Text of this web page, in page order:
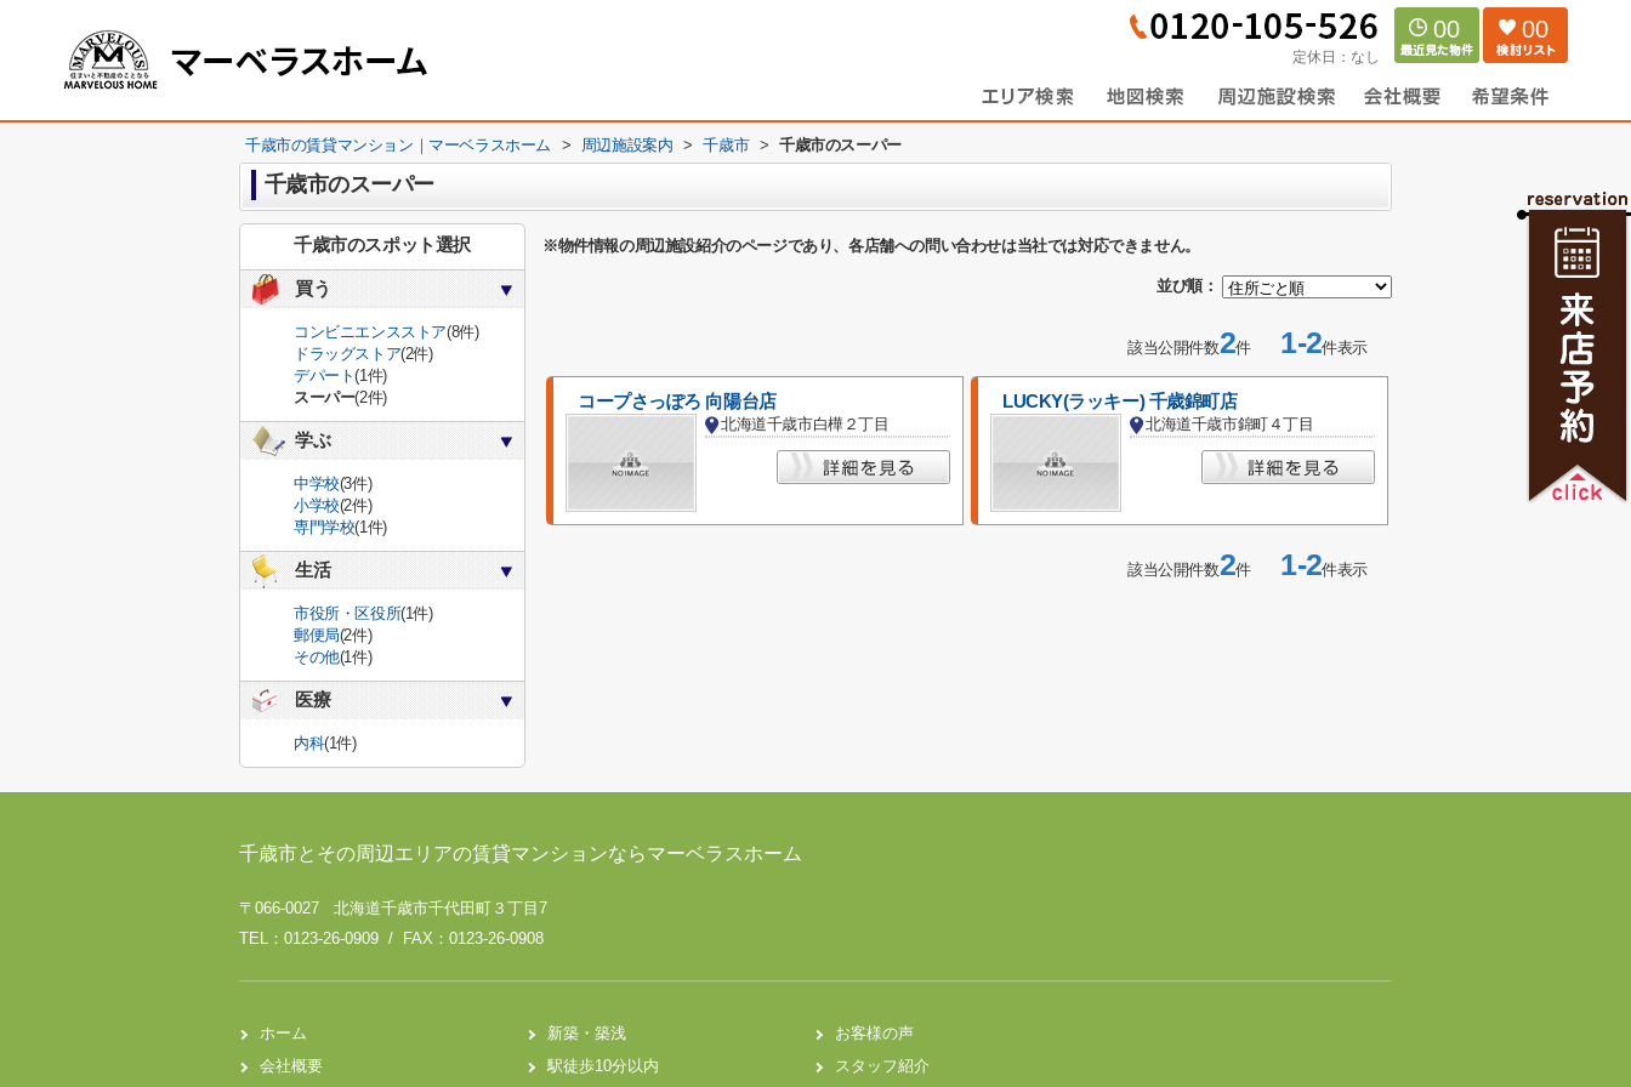
定休日： なし
00 00
千歳市の賃貸マンション｜マーベラスホーム > 周辺施設案内 > 千歳市 > 千歳市のスーパー
千歳市のスーパー
※物件情報の周辺施設紹介のページであり、各店舗への問い合わせは当社では対応できません。
並び順：
該当公開件数2件1-2件表示
コープさっぽろ 向陽台店
北海道千歳市白樺２丁目
LUCKY(ラッキー) 千歳錦町店
北海道千歳市錦町４丁目
該当公開件数2件1-2件表示
千歳市のスポット選択
買う
コンビニエンスストア(8件)
ドラッグストア(2件)
デパート(1件)
スーパー(2件)
学ぶ
中学校(3件)
小学校(2件)
専門学校(1件)
生活
市役所・区役所(1件)
郵便局(2件)
その他(1件)
医療
内科(1件)
千歳市とその周辺エリアの賃貸マンションならマーベラスホーム
〒066-0027 北海道千歳市千代田町３丁目7
TEL：0123-26-0909 / FAX：0123-26-0908
ホーム
会社概要
新築・築浅
駅徒歩10分以内
お客様の声
スタッフ紹介